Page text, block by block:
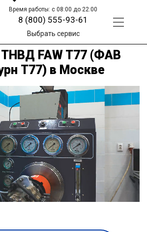
Время работы: с 08:00 до 22:00
8 (800) 555-93-61
Выбрать сервис
FAW T77 (ФАВ
Т77) в Москве